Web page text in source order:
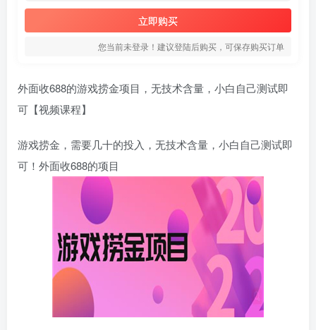
立即购买
您当前未登录！建议登陆后购买，可保存购买订单
外面收688的游戏捞金项目，无技术含量，小白自己测试即
可【视频课程】
游戏捞金，需要几十的投入，无技术含量，小白自己测试即
可！外面收688的项目